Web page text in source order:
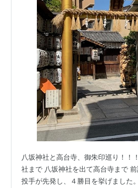
八坂神社と高台寺、御朱印巡り！！
社まで 八坂神社を出て高台寺まで
投手が先発し、４勝目を挙げました